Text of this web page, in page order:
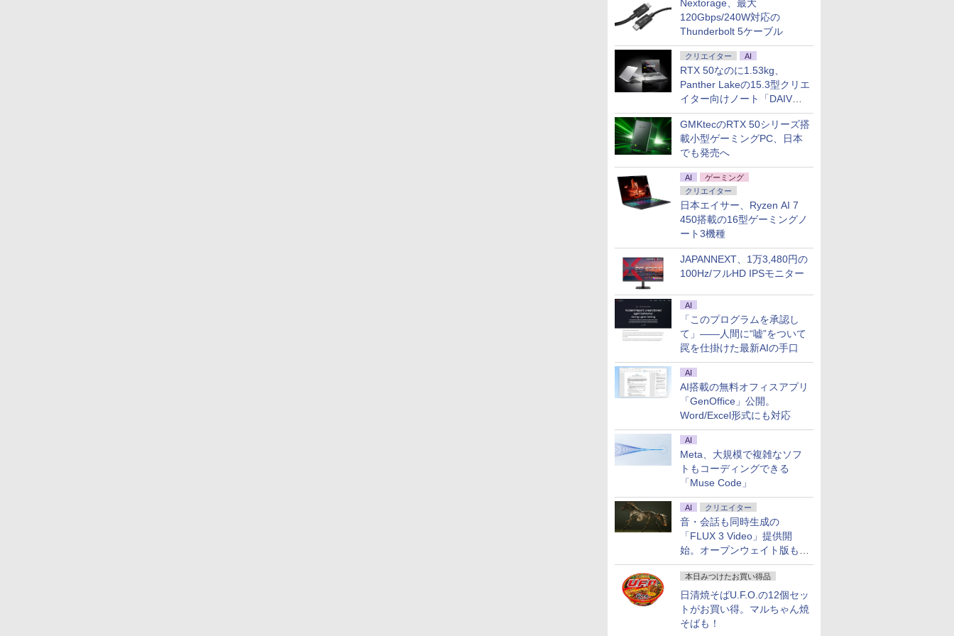
Nextorage、最大
120Gbps/240W対応の
Thunderbolt 5ケーブル
クリエイター AI
RTX 50なのに1.53kg、
Panther Lakeの15.3型クリエ
イター向けノート「DAIV
Z5」
GMKtecのRTX 50シリーズ搭
載小型ゲーミングPC、日本
でも発売へ
AI
ゲーミング
クリエイター
日本エイサー、Ryzen AI 7
450搭載の16型ゲーミングノ
ート3機種
JAPANNEXT、1万3,480円の
100Hz/フルHD IPSモニター
AI
「このプログラムを承認し
て」――人間に“嘘”をついて
罠を仕掛けた最新AIの手口
AI
AI搭載の無料オフィスアプリ
「GenOffice」公開。
Word/Excel形式にも対応
AI
Meta、大規模で複雑なソフ
トもコーディングできる
「Muse Code」
AI クリエイター
音・会話も同時生成の
「FLUX 3 Video」提供開
始。オープンウェイト版も計
画
本日みつけたお買い得品
日清焼そばU.F.O.の12個セッ
トがお買い得。マルちゃん焼
そばも！